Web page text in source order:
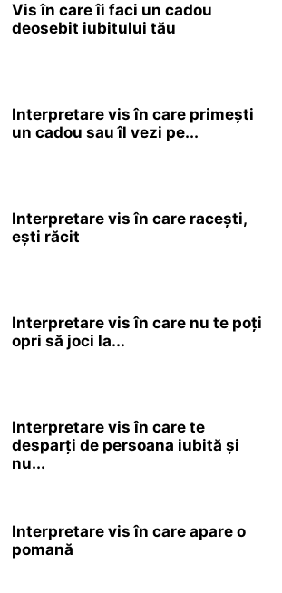
Vis în care îi faci un cadou
deosebit iubitului tău
Interpretare vis în care primești
un cadou sau îl vezi pe...
Interpretare vis în care racești,
ești răcit
Interpretare vis în care nu te poți
opri să joci la...
Interpretare vis în care te
desparți de persoana iubită și
nu...
Interpretare vis în care apare o
pomană